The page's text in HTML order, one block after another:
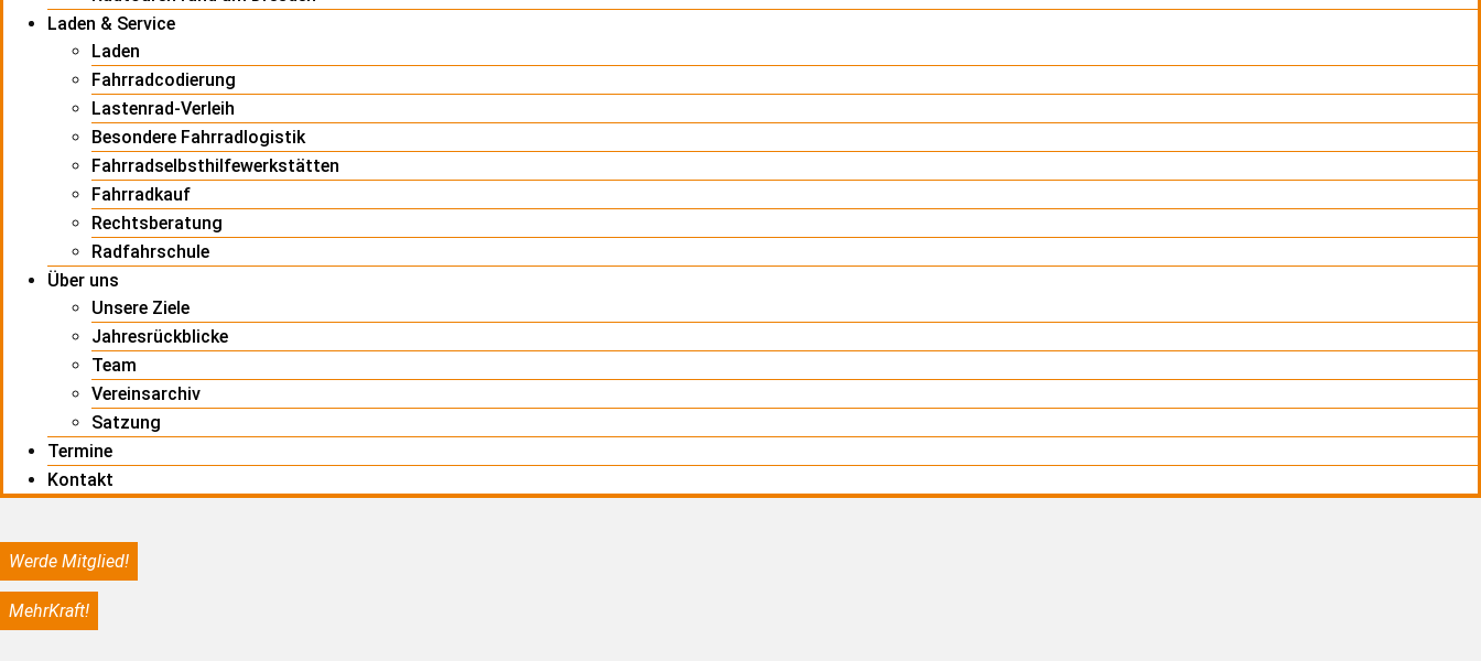
Laden & Service
Laden
Fahrradcodierung
Lastenrad-Verleih
Besondere Fahrradlogistik
Fahrradselbsthilfewerkstätten
Fahrradkauf
Rechtsberatung
Radfahrschule
Über uns
Unsere Ziele
Jahresrückblicke
Team
Vereinsarchiv
Satzung
Termine
Kontakt
Werde Mitglied!
MehrKraft!